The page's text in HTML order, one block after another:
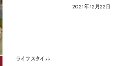
2021年12月22日
ライフスタイル